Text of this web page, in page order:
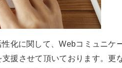
化に関して、Webコミュニケ
援させて頂いております。更